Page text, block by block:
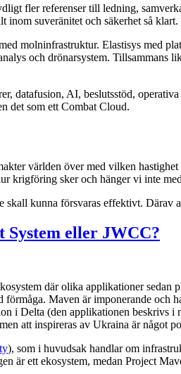
fler referenser till ledning,
suveränitet och säkerhet så
molninfrastruktur. Elastisys med
och drönarsystem. Tillsammans
datafusion, AI, beslutsstöd,
det som ett Combat Cloud.
världen över med vilken hastighet
krigföring sker och hänger vi inte
kunna försvaras effektivt. Därav
System eller JWCC?
där olika applikationer sedan
Maven är imponerande
i Delta (den applikationen beskrivs i
att inspireras av Ukraina är något
), som i huvudsak handlar om
är ett ekosystem, medan Project